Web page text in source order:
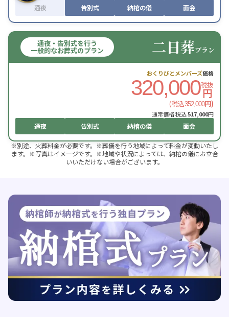
通夜 告別式 納棺の儀 面会
通夜・告別式を行う
一般的なお葬式のプラン 二日葬プラン
おくりびとメンバーズ価格
320,000税抜
円
(税込352,000円)
通常価格 税込517,000円
通夜 告別式 納棺の儀 面会
※別途、火葬料金が必要です。※葬儀を行う地域によって料金が変動いたし
ます。※写真はイメージです。※地域や状況によっては、納棺の儀にお立合
いいただけない場合がございます。